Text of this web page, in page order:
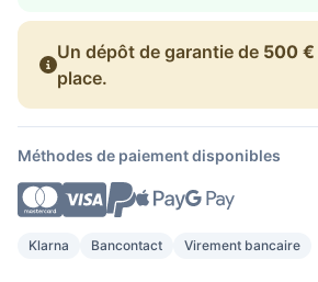
Un dépôt de garantie de 500 €
place.
Méthodes de paiement disponibles
Klarna Bancontact Virement bancaire